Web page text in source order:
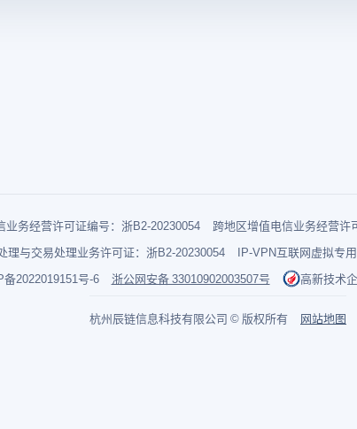
业务经营许可证编号：浙B2-20230054
跨地区增值电信业务经营许
理与交易处理业务许可证：浙B2-20230054
IP-VPN互联网虚拟专
备2022019151号-6
浙公网安备 33010902003507号 高新技术
杭州辰链信息科技有限公司 © 版权所有 网站地图